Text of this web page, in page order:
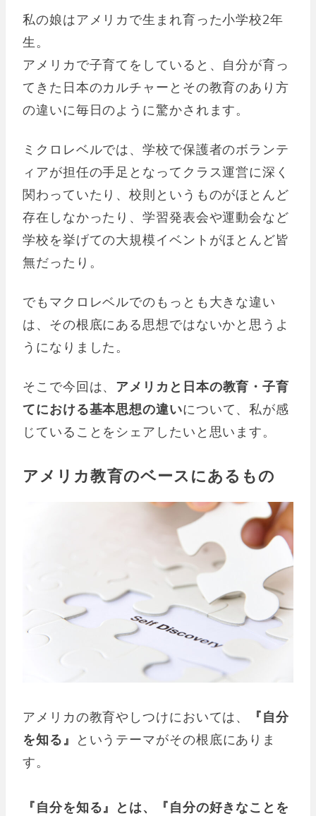
私の娘はアメリカで生まれ育った小学校2年
生。
アメリカで子育てをしていると、自分が育っ
てきた日本のカルチャーとその教育のあり方
の違いに毎日のように驚かされます。
ミクロレベルでは、学校で保護者のボランテ
ィアが担任の手足となってクラス運営に深く
関わっていたり、校則というものがほとんど
存在しなかったり、学習発表会や運動会など
学校を挙げての大規模イベントがほとんど皆
無だったり。
でもマクロレベルでのもっとも大きな違い
は、その根底にある思想ではないかと思うよ
うになりました。
そこで今回は、 アメリカと日本の教育・子育
てにおける基本思想の違いについて、私が感
じていることをシェアしたいと思います。
アメリカ教育のベースにあるもの
アメリカの教育やしつけにおいては、
『自分
を知る』 というテーマがその根底にありま
す。
『自分を知る』とは、『自分の好きなことを